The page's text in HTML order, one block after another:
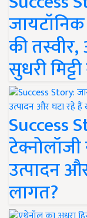
की
सुधरी
Success
उत्पादन
लागत?